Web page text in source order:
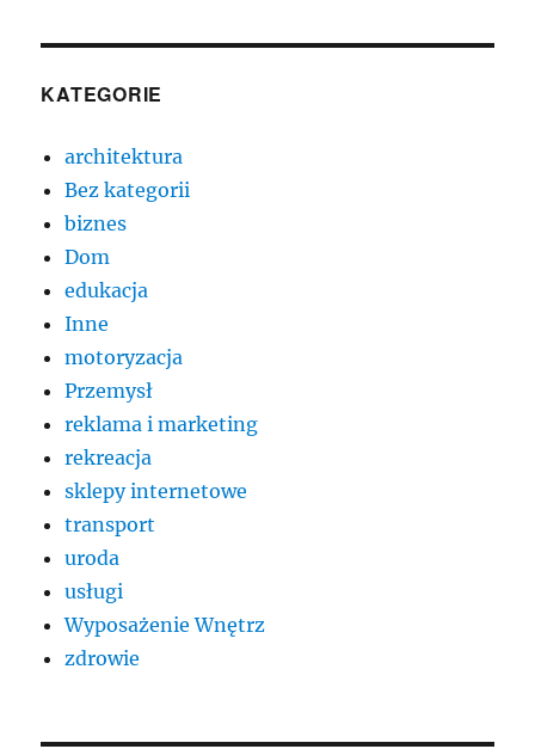
KATEGORIE
architektura
Bez kategorii
biznes
Dom
edukacja
Inne
motoryzacja
Przemysł
reklama i marketing
rekreacja
sklepy internetowe
transport
uroda
usługi
Wyposażenie Wnętrz
zdrowie